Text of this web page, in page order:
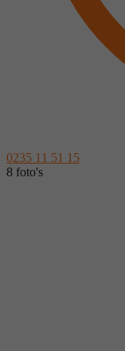
0235 11 51 15
8 foto's